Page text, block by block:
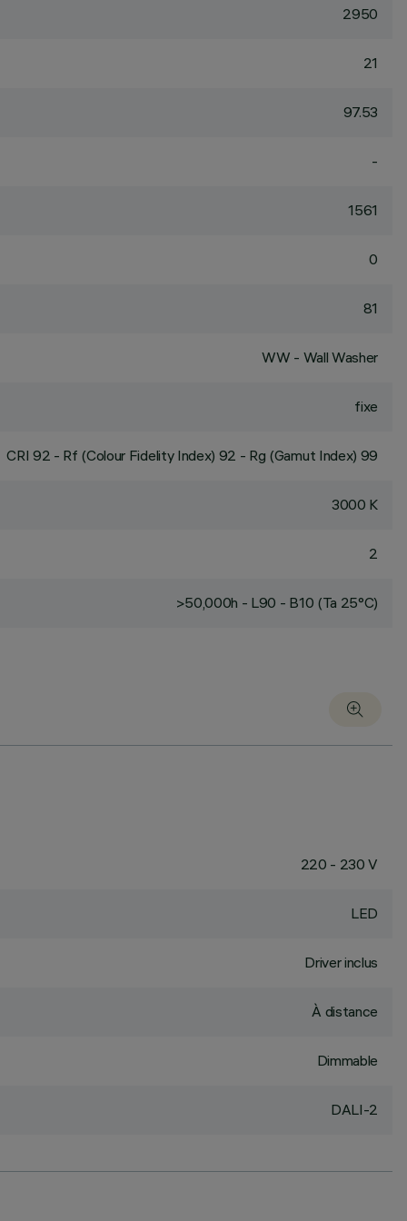
2950
21
97.53
-
1561
0
81
WW - Wall Washer
fixe
CRI 92 - Rf (Colour Fidelity Index) 92 - Rg (Gamut Index) 99
3000 K
2
>50,000h - L90 - B10 (Ta 25°C)
220 - 230 V
LED
Driver inclus
À distance
Dimmable
DALI-2